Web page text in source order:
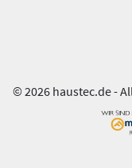
© 2026 haustec.de -